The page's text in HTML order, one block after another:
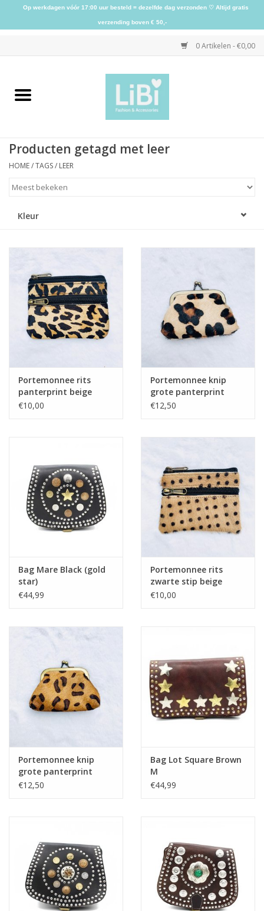
0 Artikelen - €0,00
Home
Schoenen
Home deco
SALE
Producten getagd met leer
HOME/TAGS/ LEER
Kleur
Portemonnee rits
panterprint beige
€10,00
Portemonnee knip
grote panterprint
beige
€12,50
Bag Mare Black (gold
star)
€44,99
Portemonnee rits
zwarte stip beige
€10,00
Portemonnee knip
grote panterprint
camel
€12,50
Bag Lot Square Brown
M
€44,99
Op werkdagen vóór 17:00 uur besteld = dezelfde dag verzonden ♡ Altijd gratis
verzending boven € 50,-